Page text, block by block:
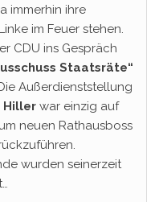
immerhin ihre
im Feuer stehen.
CDU ins Gespräch
Staatsräte“
Außerdienststellung
Hiller war einzig auf
neuen Rathausboss
wurden seinerzeit